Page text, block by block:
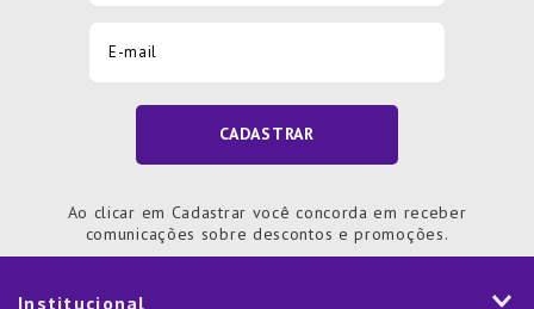
CADASTRAR
Ao clicar em Cadastrar você concorda em receber
comunicações sobre descontos e promoções.
Institucional